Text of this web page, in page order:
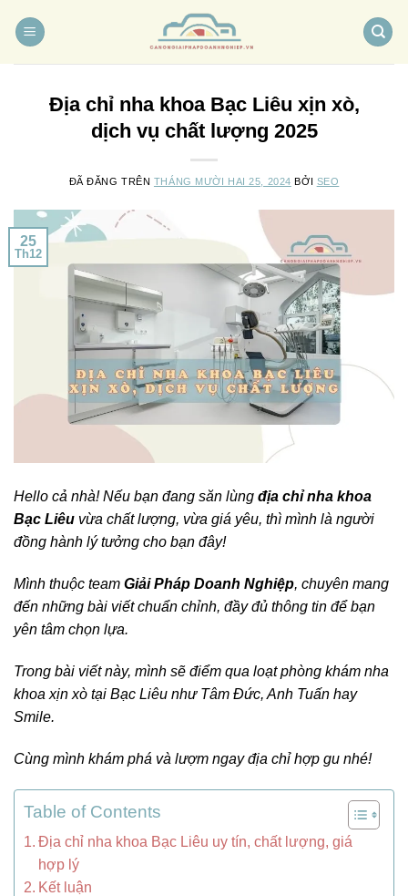
đến
Địa chỉ nha khoa Bạc Liêu xịn xò,
dịch vụ chất lượng 2025
ĐÃ ĐĂNG TRÊN THÁNG MƯỜI HAI 25, 2024 BỞI SEO
25
Th12
Hello cả nhà! Nếu bạn đang săn lùng địa chỉ nha khoa
Bạc Liêu vừa chất lượng, vừa giá yêu, thì mình là người
đồng hành lý tưởng cho bạn đây!
Mình thuộc team Giải Pháp Doanh Nghiệp, chuyên mang
đến những bài viết chuẩn chỉnh, đầy đủ thông tin để bạn
yên tâm chọn lựa.
Trong bài viết này, mình sẽ điểm qua loạt phòng khám nha
khoa xịn xò tại Bạc Liêu như Tâm Đức, Anh Tuấn hay
Smile.
Cùng mình khám phá và lượm ngay địa chỉ hợp gu nhé!
Table of Contents
Địa chỉ nha khoa Bạc Liêu uy tín, chất lượng, giá
hợp lý
Kết luận